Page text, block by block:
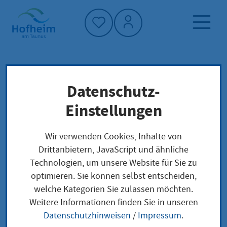
Startseite"
Dienstleistung-Finder
Lokale Anliegen
Beratung zur Aufnahme eines Kindes in Kita
oder Kindertagespflege in Anspruch nehmen
Beratung zur
Aufnahme eines
Datenschutz-
Einstellungen
Wir verwenden Cookies, Inhalte von
Drittanbietern, JavaScript und ähnliche
Technologien, um unsere Website für Sie zu
optimieren. Sie können selbst entscheiden,
welche Kategorien Sie zulassen möchten.
Weitere Informationen finden Sie in unseren
Datenschutzhinweisen / Impressum.